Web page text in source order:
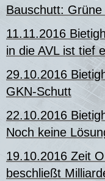
Bauschutt:
11.11.2016
in die AVL ist tief
29.10.2016
GKN-Schutt
22.10.2016
Noch keine
19.10.2016 Zeit
beschließt